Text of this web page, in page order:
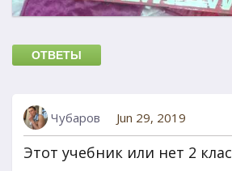
ОТВЕТЫ
Чубаров Jun 29, 2019
Этот учебник или нет 2 клас